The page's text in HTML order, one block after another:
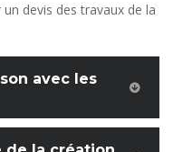
devis des travaux de la
avec les